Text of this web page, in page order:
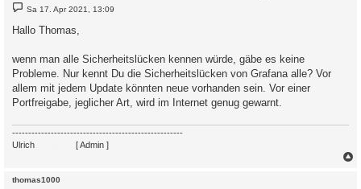
B
e
i
t
g
Sa 17. Apr 2021, 13:09
Hallo Thomas,
wenn man alle Sicherheitslücken kennen würde, gäbe es keine
Probleme. Nur kennt Du die Sicherheitslücken von Grafana alle? Vor
allem mit jedem Update könnten neue vorhanden sein. Vor einer
Portfreigabe, jeglicher Art, wird im Internet genug gewarnt.
-----------------------------------------------------
Ulrich
[ Admin ]
thomas1000